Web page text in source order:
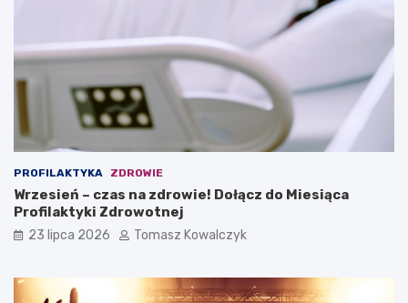
PROFILAKTYKA ZDROWIE
Wrzesień – czas na zdrowie! Dołącz do Miesiąca
Profilaktyki Zdrowotnej
23 lipca 2026 Tomasz Kowalczyk